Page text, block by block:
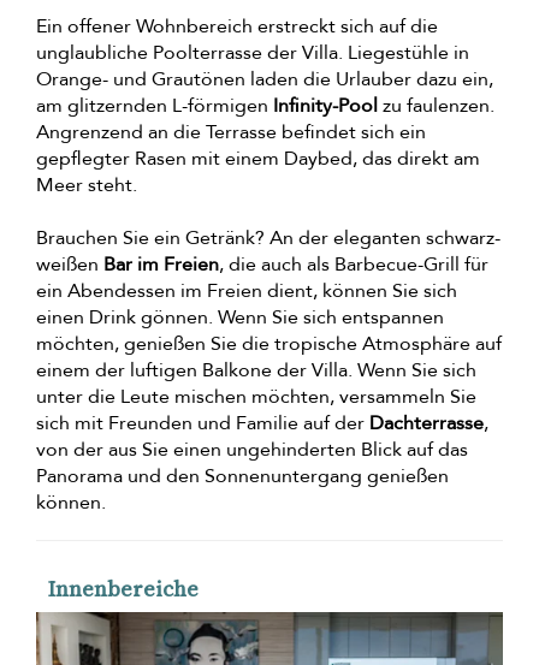
Ein offener Wohnbereich erstreckt sich auf die
unglaubliche Poolterrasse der Villa. Liegestühle in
Orange- und Grautönen laden die Urlauber dazu ein,
am glitzernden L-förmigen Infinity-Poolzu faulenzen.
Angrenzend an die Terrasse befindet sich ein
gepflegter Rasen mit einem Daybed, das direkt am
Meer steht.
Brauchen Sie ein Getränk? An der eleganten schwarz-
weißen Bar im Freien, die auch als Barbecue-Grill für
ein Abendessen im Freien dient, können Sie sich
einen Drink gönnen. Wenn Sie sich entspannen
möchten, genießen Sie die tropische Atmosphäre auf
einem der luftigen Balkone der Villa. Wenn Sie sich
unter die Leute mischen möchten, versammeln Sie
sich mit Freunden und Familie auf der Dachterrasse,
von der aus Sie einen ungehinderten Blick auf das
Panorama und den Sonnenuntergang genießen
können.
Innenbereiche